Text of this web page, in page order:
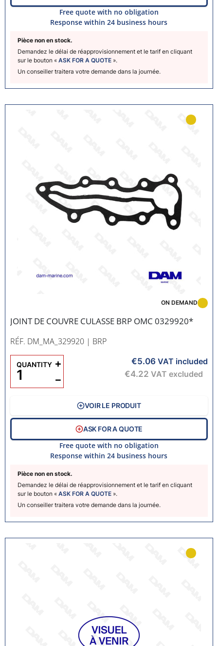
Pièce non en stock.
Demandez le délai de réapprovisionnement et le tarif en cliquant
sur le bouton « ASK FOR A QUOTE ».
Un conseiller traitera votre demande dans la journée.
Free quote with no obligation
Response within 24 business hours
JOINT DE COUVRE CULASSE BRP OMC 0329920*
RÉF. DM_MA_329920 | BRP
Pièce non en stock.
Demandez le délai de réapprovisionnement et le tarif en cliquant
sur le bouton « ASK FOR A QUOTE ».
Un conseiller traitera votre demande dans la journée.
ON DEMAND
€5.06 VAT included
€4.22 VAT excluded
QUANTITY
−
+
VOIR LE PRODUIT
ASK FOR A QUOTE
Free quote with no obligation
Response within 24 business hours